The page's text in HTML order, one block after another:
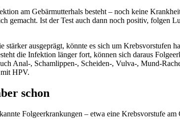
am Gebärmutterhals besteht – noch keine
gemacht. Ist der Test auch dann noch positiv, folgen
ausgeprägt, könnte es sich um Krebsvorstufen
die Infektion länger fort, können sich daraus
Anal-, Schamlippen-, Scheiden-, Vulva-, Mund-
HPV.
schon
Folgeerkrankungen – etwa eine Krebsvorstufe